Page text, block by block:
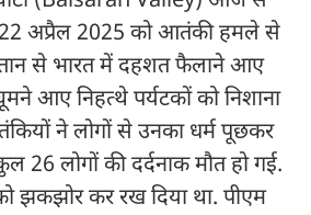
अप्रैल 2025 को आतंकी हमले से
से भारत में दहशत फैलाने आए
आए निहत्थे पर्यटकों को निशाना
ने लोगों से उनका धर्म पूछकर
26 लोगों की दर्दनाक मौत हो गई.
झकझोर कर रख दिया था. पीएम